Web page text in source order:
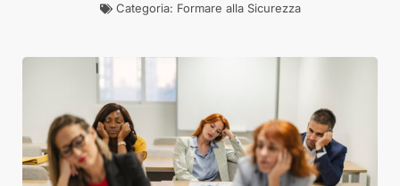
Categoria: Formare alla Sicurezza